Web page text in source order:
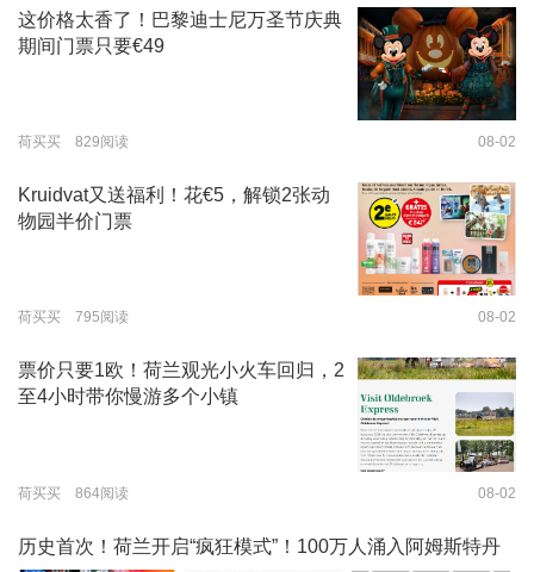
这价格太香了！巴黎迪士尼万圣节庆典
期间门票只要€49
荷买买 829阅读 08-02
Kruidvat又送福利！花€5，解锁2张动
物园半价门票
荷买买 795阅读 08-02
票价只要1欧！荷兰观光小火车回归，2
至4小时带你慢游多个小镇
荷买买 864阅读 08-02
历史首次！荷兰开启“疯狂模式”！100万人涌入阿姆斯特丹